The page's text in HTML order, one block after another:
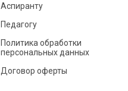
Аспиранту
Педагогу
Политика обработки
персональных данных
Договор оферты